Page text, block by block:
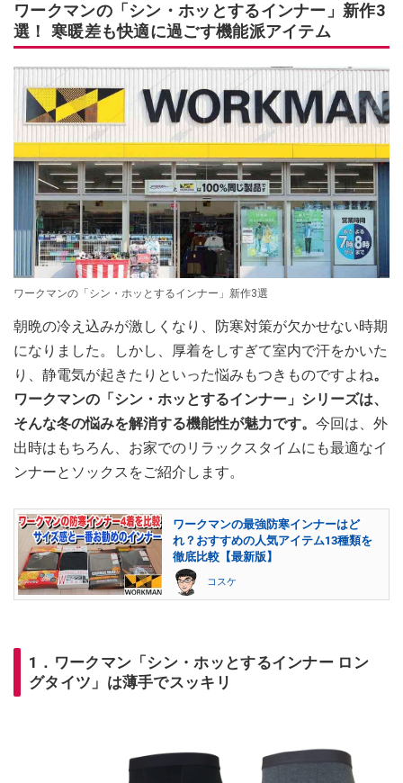
ワークマンの「シン・ホッとするインナー」新作3
選！ 寒暖差も快適に過ごす機能派アイテム
ワークマンの「シン・ホッとするインナー」新作3選
朝晩の冷え込みが激しくなり、防寒対策が欠かせない時期
になりました。しかし、厚着をしすぎて室内で汗をかいた
り、静電気が起きたりといった悩みもつきものですよね。
ワークマンの「シン・ホッとするインナー」シリーズは、
そんな冬の悩みを解消する機能性が魅力です。 今回は、外
出時はもちろん、お家でのリラックスタイムにも最適なイ
ンナーとソックスをご紹介します。
ワークマンの最強防寒インナーはど
れ？おすすめの人気アイテム13種類を
徹底比較【最新版】
コスケ
1．ワークマン「シン・ホッとするインナー ロン
グタイツ」は薄手でスッキリ